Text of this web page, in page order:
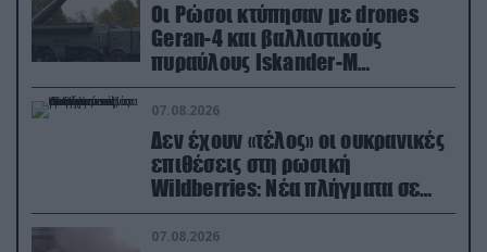
Οι Ρώσοι κτύπησαν με drones
Geran-4 και βαλλιστικούς
πυραύλους Iskander-M
ουκρανικό τρένο με στρατιωτικό
εξοπλισμό
07.08.2026
Δεν έχουν «τέλος» οι ουκρανικές
επιθέσεις στη ρωσική
Wildberries: Νέα πλήγματα σε
εγκαταστάσεις στα Ουράλια
07.08.2026